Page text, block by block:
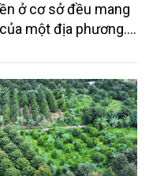
ở cơ sở đều mang
một địa phương.
là một ví dụ.